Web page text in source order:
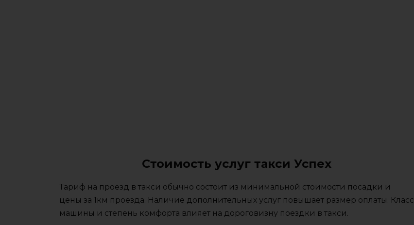
Стоимость услуг такси Успех
Тариф на проезд в такси обычно состоит из минимальной стоимости посадки и
цены за 1км проезда. Наличие дополнительных услуг повышает размер оплаты. Класс
машины и степень комфорта влияет на дороговизну поездки в такси.